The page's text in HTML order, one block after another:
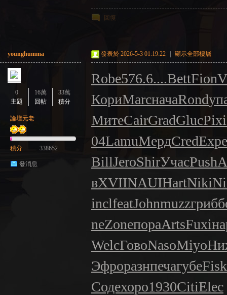
回復
younghumma
0
主題
16萬
回帖
33萬
積分
論壇元老
積分 338652
發消息
發表於 2026-5-3 01:19:22 顯示全部樓層
Robe576.6....BettFion
КориMarcначаRond
МитеCairGradGlucPixi
04LamuМердCredExpe
BillJeroShirУчасPush
вXVIINAUIHartNiki
inclfeatJohnmuzzгриб
neZoneпораArtsFuxi
WelcГовоNasoMiyo
ЭфроразнпечагубеFisk
Содехоро1930CitiElec